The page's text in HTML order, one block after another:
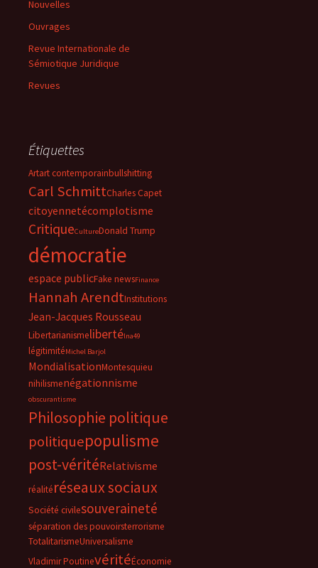
Nouvelles
Ouvrages
Revue Internationale de
Sémiotique Juridique
Revues
Étiquettes
Artart contemporainbullshitting
Carl SchmittCharles Capet
citoyennetécomplotisme
CritiqueCultureDonald Trump
démocratie
espace publicFake newsFinance
Hannah ArendtInstitutions
Jean-Jacques Rousseau
Libertarianismelibertélna49
légitimitéMichel Barjol
MondialisationMontesquieu
nihilismenégationnisme
obscurantisme
Philosophie politique
politiquepopulisme
post-véritéRelativisme
réalitéréseaux sociaux
Société civilesouveraineté
séparation des pouvoirsterrorisme
TotalitarismeUniversalisme
Vladimir PoutinevéritéÉconomie